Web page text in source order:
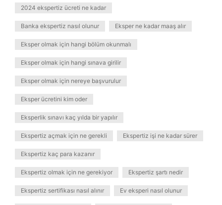
2024 ekspertiz ücreti ne kadar
Banka ekspertiz nasıl olunur Eksper ne kadar maaş alır
Eksper olmak için hangi bölüm okunmalı
Eksper olmak için hangi sınava girilir
Eksper olmak için nereye başvurulur
Eksper ücretini kim oder
Eksperlik sınavı kaç yılda bir yapılır
Ekspertiz açmak için ne gerekli Ekspertiz işi ne kadar sürer
Ekspertiz kaç para kazanır
Ekspertiz olmak için ne gerekiyor Ekspertiz şartı nedir
Ekspertiz sertifikası nasıl alınır Ev eksperi nasıl olunur